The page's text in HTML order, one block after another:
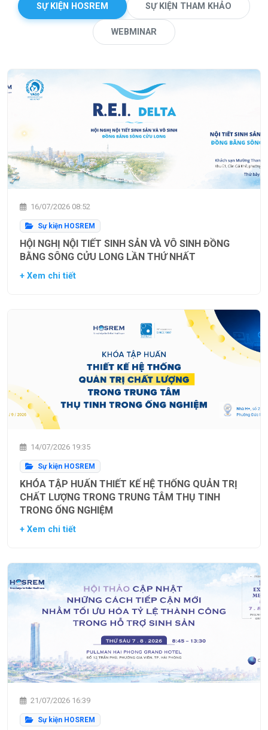
SỰ KIỆN HOSREM SỰ KIỆN THAM KHẢO
WEBMINAR
16/07/2026 08:52
Sự kiện HOSREM
HỘI NGHỊ NỘI TIẾT SINH SẢN VÀ VÔ SINH ĐỒNG
BẰNG SÔNG CỬU LONG LẦN THỨ NHẤT
+ Xem chi tiết
14/07/2026 19:35
Sự kiện HOSREM
KHÓA TẬP HUẤN THIẾT KẾ HỆ THỐNG QUẢN TRỊ
CHẤT LƯỢNG TRONG TRUNG TÂM THỤ TINH
TRONG ỐNG NGHIỆM
+ Xem chi tiết
21/07/2026 16:39
Sự kiện HOSREM